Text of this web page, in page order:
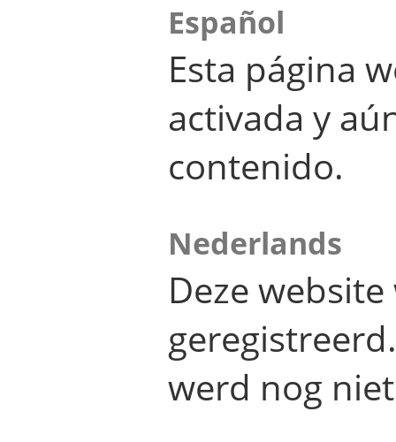
Español
Esta página
activada y
contenido.
Nederlands
Deze
werd nog